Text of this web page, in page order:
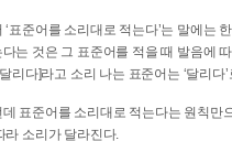
‘표준어를 소리대로 적는다’는 말에는
것은 그 표준어를 적을 때 발음에 따라 적는다는 뜻이다. 이를테면 [나
리다]라고 소리 나는 표준어는 ‘달리다
데 표준어를 소리대로 적는다는 원칙만
라 소리가 달라진다.